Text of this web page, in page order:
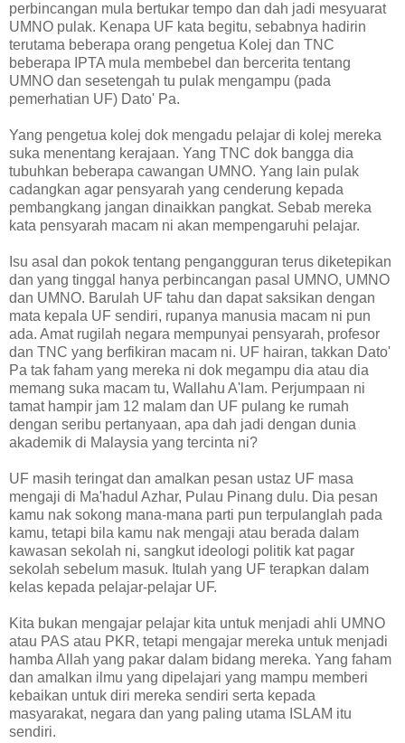
perbincangan mula bertukar tempo dan dah jadi mesyuarat
UMNO pulak. Kenapa UF kata begitu, sebabnya hadirin
terutama beberapa orang pengetua Kolej dan TNC
beberapa IPTA mula membebel dan bercerita tentang
UMNO dan sesetengah tu pulak mengampu (pada
pemerhatian UF) Dato' Pa.
Yang pengetua kolej dok mengadu pelajar di kolej mereka
suka menentang kerajaan. Yang TNC dok bangga dia
tubuhkan beberapa cawangan UMNO. Yang lain pulak
cadangkan agar pensyarah yang cenderung kepada
pembangkang jangan dinaikkan pangkat. Sebab mereka
kata pensyarah macam ni akan mempengaruhi pelajar.
Isu asal dan pokok tentang pengangguran terus diketepikan
dan yang tinggal hanya perbincangan pasal UMNO, UMNO
dan UMNO. Barulah UF tahu dan dapat saksikan dengan
mata kepala UF sendiri, rupanya manusia macam ni pun
ada. Amat rugilah negara mempunyai pensyarah, profesor
dan TNC yang berfikiran macam ni. UF hairan, takkan Dato'
Pa tak faham yang mereka ni dok megampu dia atau dia
memang suka macam tu, Wallahu A'lam. Perjumpaan ni
tamat hampir jam 12 malam dan UF pulang ke rumah
dengan seribu pertanyaan, apa dah jadi dengan dunia
akademik di Malaysia yang tercinta ni?
UF masih teringat dan amalkan pesan ustaz UF masa
mengaji di Ma'hadul Azhar, Pulau Pinang dulu. Dia pesan
kamu nak sokong mana-mana parti pun terpulanglah pada
kamu, tetapi bila kamu nak mengaji atau berada dalam
kawasan sekolah ni, sangkut ideologi politik kat pagar
sekolah sebelum masuk. Itulah yang UF terapkan dalam
kelas kepada pelajar-pelajar UF.
Kita bukan mengajar pelajar kita untuk menjadi ahli UMNO
atau PAS atau PKR, tetapi mengajar mereka untuk menjadi
hamba Allah yang pakar dalam bidang mereka. Yang faham
dan amalkan ilmu yang dipelajari yang mampu memberi
kebaikan untuk diri mereka sendiri serta kepada
masyarakat, negara dan yang paling utama ISLAM itu
sendiri.